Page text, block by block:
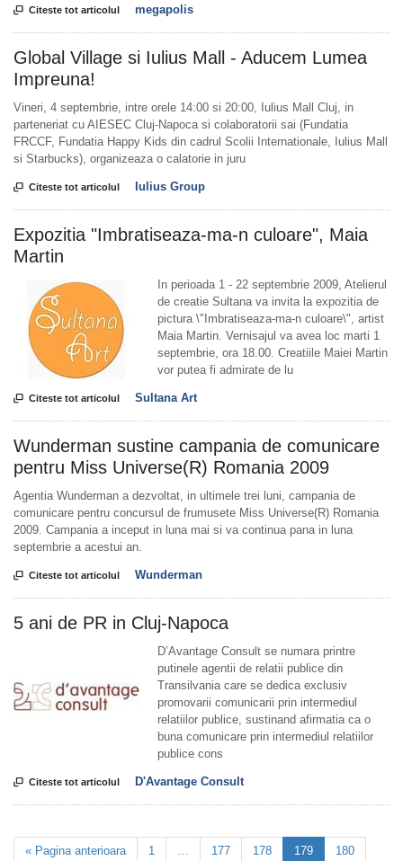
 Citeste tot articolul megapolis
Global Village si Iulius Mall - Aducem Lumea
Impreuna!
Vineri, 4 septembrie, intre orele 14:00 si 20:00, Iulius Mall Cluj, in
parteneriat cu AIESEC Cluj-Napoca si colaboratorii sai (Fundatia
FRCCF, Fundatia Happy Kids din cadrul Scolii Internationale, Iulius Mall
si Starbucks), organizeaza o calatorie in juru
 Citeste tot articolul Iulius Group
Expozitia "Imbratiseaza-ma-n culoare", Maia
Martin
In perioada 1 - 22 septembrie 2009, Atelierul
de creatie Sultana va invita la expozitia de
pictura \"Imbratiseaza-ma-n culoare\", artist
Maia Martin. Vernisajul va avea loc marti 1
septembrie, ora 18.00. Creatiile Maiei Martin
vor putea fi admirate de lu
 Citeste tot articolul Sultana Art
Wunderman sustine campania de comunicare
pentru Miss Universe(R) Romania 2009
Agentia Wunderman a dezvoltat, in ultimele trei luni, campania de
comunicare pentru concursul de frumusete Miss Universe(R) Romania
2009. Campania a inceput in luna mai si va continua pana in luna
septembrie a acestui an.
 Citeste tot articolul Wunderman
5 ani de PR in Cluj-Napoca
D’Avantage Consult se numara printre
putinele agentii de relatii publice din
Transilvania care se dedica exclusiv
promovarii comunicarii prin intermediul
relatiilor publice, sustinand afirmatia ca o
buna comunicare prin intermediul relatiilor
publice cons
 Citeste tot articolul D'Avantage Consult
« Pagina anterioara 1 … 177 178 179 180